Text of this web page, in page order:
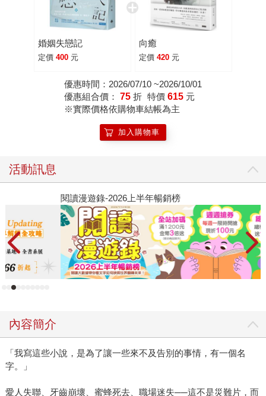
婚姻失戀記
定價 400 元
向癒
定價 420 元
優惠時間：2026/07/10 ~2026/10/01
優惠組合價： 75 折 特價 615 元
※實際價格依購物車結帳為主
加入購物車
活動訊息
閱讀漫遊錄-2026上半年暢銷榜
內容簡介
「我寫這些小說，是為了讓一些來不及告別的事情，有一個名
字。」
愛人失聯、牙齒崩壞、蜜蜂死去、職場迷失──這不是災難片，而